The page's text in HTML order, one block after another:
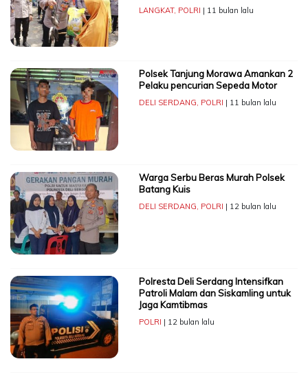
LANGKAT, POLRI | 11 bulan lalu
Polsek Tanjung Morawa Amankan 2
Pelaku pencurian Sepeda Motor
DELI SERDANG, POLRI | 11 bulan lalu
Warga Serbu Beras Murah Polsek
Batang Kuis
DELI SERDANG, POLRI | 12 bulan lalu
Polresta Deli Serdang Intensifkan
Patroli Malam dan Siskamling untuk
Jaga Kamtibmas
POLRI | 12 bulan lalu